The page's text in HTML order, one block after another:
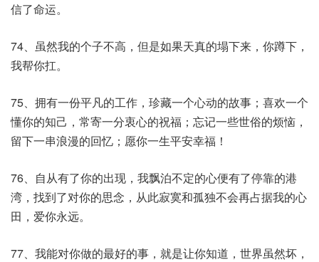
信了命运。
74、虽然我的个子不高，但是如果天真的塌下来，你蹲下，
我帮你扛。
75、拥有一份平凡的工作，珍藏一个心动的故事；喜欢一个
懂你的知己，常寄一分衷心的祝福；忘记一些世俗的烦恼，
留下一串浪漫的回忆；愿你一生平安幸福！
76、自从有了你的出现，我飘泊不定的心便有了停靠的港
湾，找到了对你的思念，从此寂寞和孤独不会再占据我的心
田，爱你永远。
77、我能对你做的最好的事，就是让你知道，世界虽然坏，